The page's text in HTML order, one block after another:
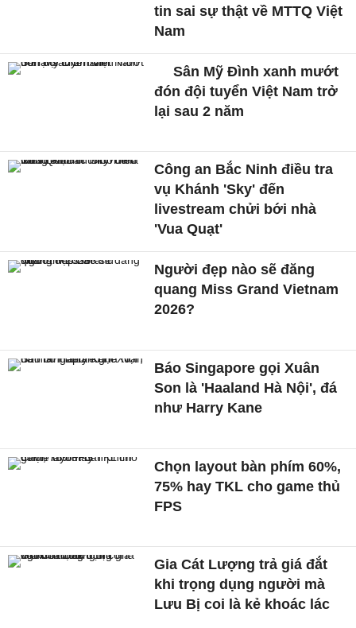
tin sai sự thật về MTTQ Việt
Nam
Sân Mỹ Đình xanh mướt
đón đội tuyển Việt Nam trở
lại sau 2 năm
Công an Bắc Ninh điều tra
vụ Khánh 'Sky' đến
livestream chửi bới nhà
'Vua Quạt'
Người đẹp nào sẽ đăng
quang Miss Grand Vietnam
2026?
Báo Singapore gọi Xuân
Son là 'Haaland Hà Nội', đá
như Harry Kane
Chọn layout bàn phím 60%,
75% hay TKL cho game thủ
FPS
Gia Cát Lượng trả giá đắt
khi trọng dụng người mà
Lưu Bị coi là kẻ khoác lác